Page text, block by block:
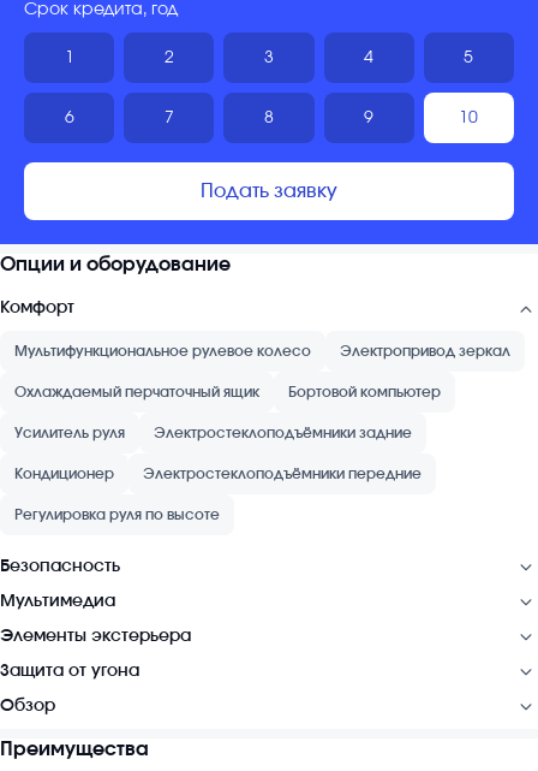
Срок кредита, год
2 3 4 5
6 7 8 9 10
Подать заявку
Опции и оборудование
Комфорт
Мультифункциональное рулевое колесо Электропривод зеркал
Охлаждаемый перчаточный ящик Бортовой компьютер
Усилитель руля Электростеклоподъёмники задние
Кондиционер Электростеклоподъёмники передние
Регулировка руля по высоте
Безопасность
Мультимедиа
Элементы экстерьера
Защита от угона
Обзор
Преимущества